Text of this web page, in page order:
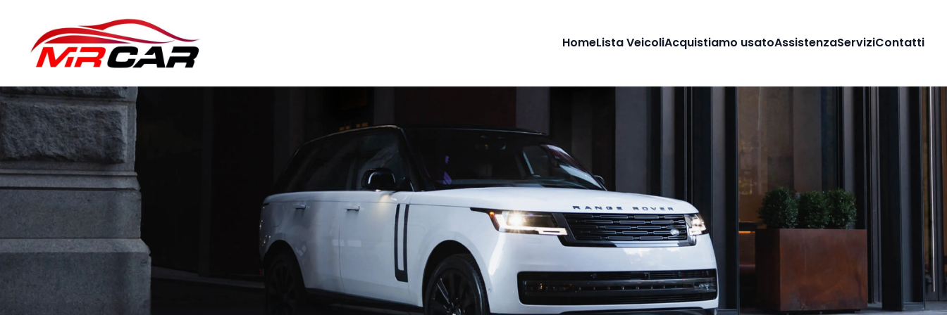
HomeLista VeicoliAcquistiamo usatoAssistenzaServiziContatti